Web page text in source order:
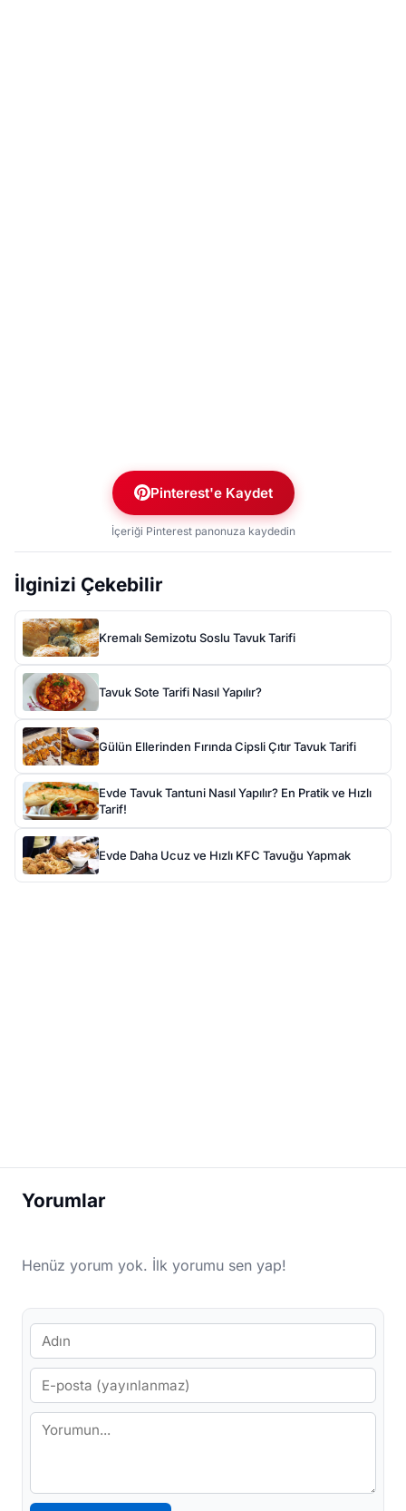
Pinterest'e Kaydet
İçeriği Pinterest panonuza kaydedin
İlginizi Çekebilir
Kremalı Semizotu Soslu Tavuk Tarifi
Tavuk Sote Tarifi Nasıl Yapılır?
Gülün Ellerinden Fırında Cipsli Çıtır Tavuk Tarifi
Evde Tavuk Tantuni Nasıl Yapılır? En Pratik ve Hızlı
Tarif!
Evde Daha Ucuz ve Hızlı KFC Tavuğu Yapmak
Yorumlar
Henüz yorum yok. İlk yorumu sen yap!